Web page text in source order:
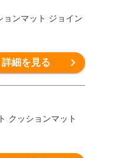
ョンマット ジョイン
詳細を見る
クッションマット